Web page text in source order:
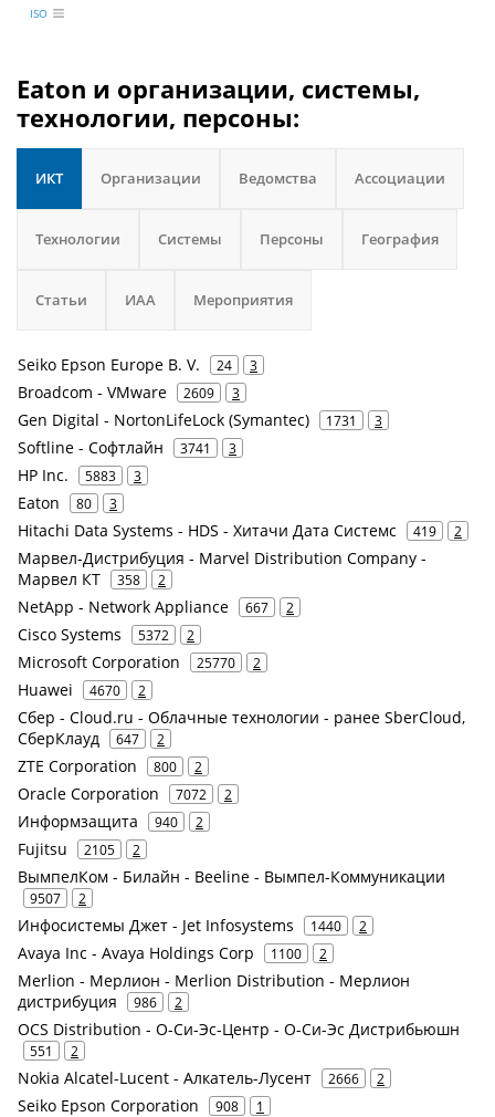
ISO
Eaton и организации, системы,
технологии, персоны:
ИКТ Организации Ведомства Ассоциации
Технологии Системы Персоны География
Статьи ИАА Мероприятия
Seiko Epson Europe B. V. 24 3
Broadcom - VMware 2609 3
Gen Digital - NortonLifeLock (Symantec) 1731 3
Softline - Софтлайн 3741 3
HP Inc. 5883 3
Eaton 80 3
Hitachi Data Systems - HDS - Хитачи Дата Системс 419 2
Марвел-Дистрибуция - Marvel Distribution Company -
Марвел КТ
358 2
NetApp - Network Appliance 667 2
Cisco Systems 5372 2
Microsoft Corporation 25770 2
Huawei 4670 2
Сбер - Cloud.ru - Облачные технологии - ранее SberCloud,
СберКлауд
647 2
ZTE Corporation 800 2
Oracle Corporation 7072 2
Информзащита 940 2
Fujitsu 2105 2
ВымпелКом - Билайн - Beeline - Вымпел-Коммуникации
9507 2
Инфосистемы Джет - Jet Infosystems 1440 2
Avaya Inc - Avaya Holdings Corp 1100 2
Merlion - Мерлион - Merlion Distribution - Мерлион
дистрибуция
986 2
OCS Distribution - О-Си-Эс-Центр - О-Си-Эс Дистрибьюшн
551 2
Nokia Alcatel-Lucent - Алкатель-Лусент 2666 2
Seiko Epson Corporation 908 1